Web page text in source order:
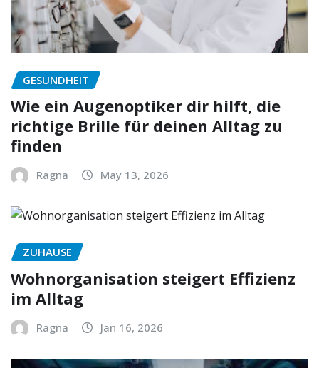
GESUNDHEIT
Wie ein Augenoptiker dir hilft, die
richtige Brille für deinen Alltag zu
finden
Ragna May 13, 2026
ZUHAUSE
Wohnorganisation steigert Effizienz
im Alltag
Ragna Jan 16, 2026